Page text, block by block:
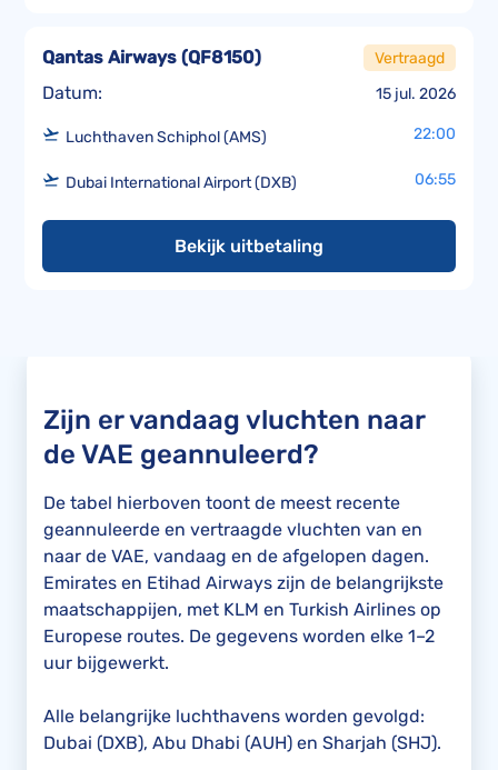
Datum: 15 jul. 2026
Qantas Airways (QF8150) Vertraagd
Luchthaven Schiphol (AMS) 22:00
Dubai International Airport (DXB) 06:55
Bekijk uitbetaling
Zijn er vandaag vluchten naar
de VAE geannuleerd?
De tabel hierboven toont de meest recente
geannuleerde en vertraagde vluchten van en
naar de VAE, vandaag en de afgelopen dagen.
Emirates en Etihad Airways zijn de belangrijkste
maatschappijen, met KLM en Turkish Airlines op
Europese routes. De gegevens worden elke 1–2
uur bijgewerkt.
Alle belangrijke luchthavens worden gevolgd:
Dubai (DXB), Abu Dhabi (AUH) en Sharjah (SHJ).